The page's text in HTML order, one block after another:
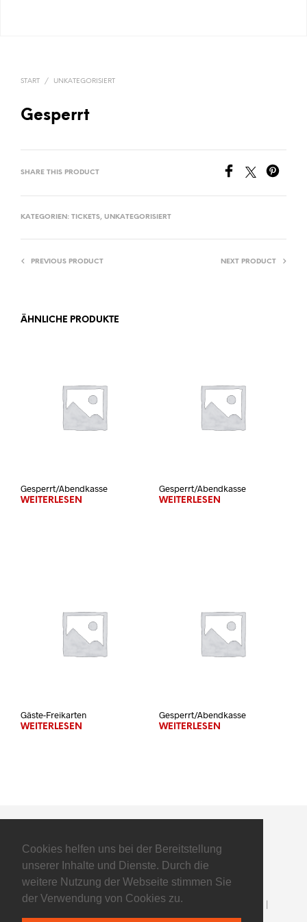
Cookies helfen uns bei der Bereitstellung
unserer Inhalte und Dienste. Durch die
weitere Nutzung der Webseite stimmen Sie
der Verwendung von Cookies zu.
START / UNKATEGORISIERT
Gesperrt
SHARE THIS PRODUCT
KATEGORIEN: TICKETS, UNKATEGORISIERT
PREVIOUS PRODUCT NEXT PRODUCT
ÄHNLICHE PRODUKTE
Gesperrt/Abendkasse
WEITERLESEN
Gesperrt/Abendkasse
WEITERLESEN
Gäste-Freikarten
WEITERLESEN
Gesperrt/Abendkasse
WEITERLESEN
©2025 Flyers Basketball GmbH - All Rights Reserved |
Impressum|Datenschutz| powered by